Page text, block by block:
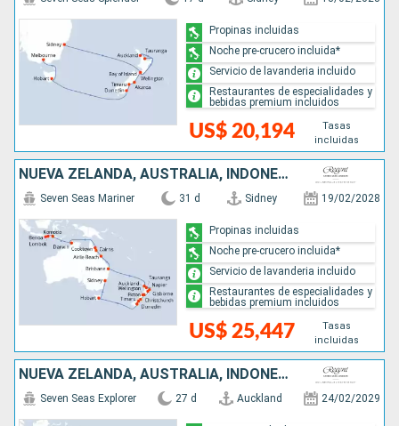
US$ 20,194
Tasas
incluidas
Propinas incluidas
Noche pre-crucero incluida*
Servicio de lavanderia incluido
Restaurantes de especialidades y
bebidas premium incluidos
NUEVA ZELANDA, AUSTRALIA, INDONESIA
Seven Seas Mariner 31 d Sidney 19/02/2028
US$ 25,447
Tasas
incluidas
Propinas incluidas
Noche pre-crucero incluida*
Servicio de lavanderia incluido
Restaurantes de especialidades y
bebidas premium incluidos
NUEVA ZELANDA, AUSTRALIA, INDONESIA
Seven Seas Explorer 27 d Auckland 24/02/2029